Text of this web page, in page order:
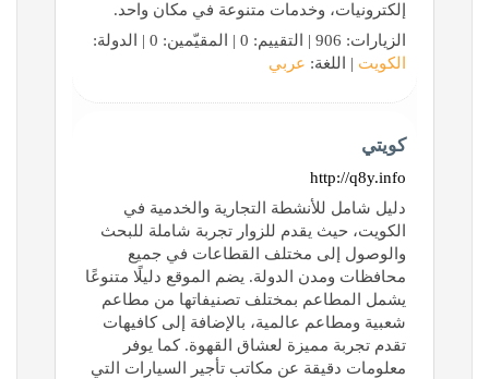
إلكترونيات، وخدمات متنوعة في مكان واحد.
الزيارات: 906 | التقييم: 0 | المقيّمين: 0 | الدولة:
الكويت | اللغة: عربي
كويتي
http://q8y.info
دليل شامل للأنشطة التجارية والخدمية في
الكويت، حيث يقدم للزوار تجربة شاملة للبحث
والوصول إلى مختلف القطاعات في جميع
محافظات ومدن الدولة. يضم الموقع دليلًا متنوعًا
يشمل المطاعم بمختلف تصنيفاتها من مطاعم
شعبية ومطاعم عالمية، بالإضافة إلى كافيهات
تقدم تجربة مميزة لعشاق القهوة. كما يوفر
معلومات دقيقة عن مكاتب تأجير السيارات التي